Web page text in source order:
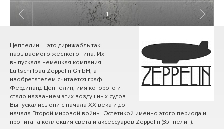
1/ 6
Цеппелин — это дирижабль так
называемого жесткого типа. Их
выпускала немецкая компания
Luftschiffbau Zeppelin GmbH, а
изобретателем считается граф
Фердинанд Цеппелин, имя которого и
стало названием этих воздушных судов.
Выпускались они с начала ХХ века и до
начала Второй мировой войны. Эстетикой именно этого периода и
пропитана коллекция света и аксессуаров Zeppelin (Зэппелин).